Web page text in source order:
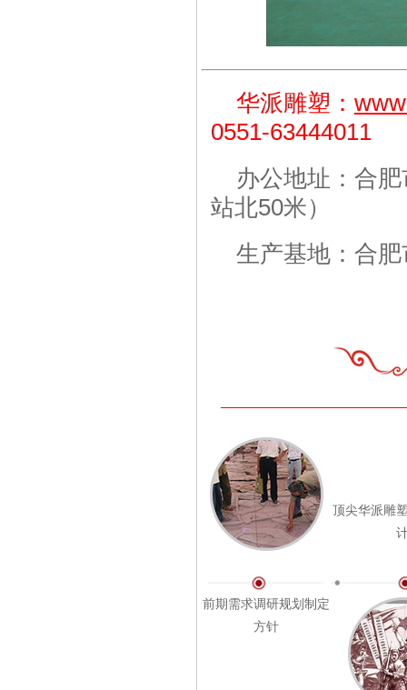
华派雕塑：
0551-63444011
办公地址：合
站北50米）
生产基地：合
顶尖华派雕
前期需求调研规划制定
方针